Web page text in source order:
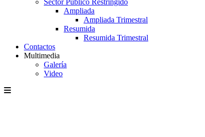
Sector Público Restringido
Ampliada
Ampliada Trimestral
Resumida
Resumida Trimestral
Contactos
Multimedia
Galería
Video